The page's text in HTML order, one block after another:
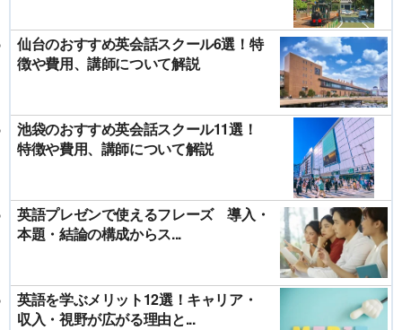
仙台のおすすめ英会話スクール6選！特
徴や費用、講師について解説
池袋のおすすめ英会話スクール11選！
特徴や費用、講師について解説
英語プレゼンで使えるフレーズ 導入・
本題・結論の構成からス...
英語を学ぶメリット12選！キャリア・
収入・視野が広がる理由と...